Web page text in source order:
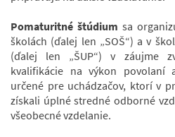
Pomaturitné štúdium sa
školách (ďalej len „SOŠ“) a v
(ďalej len „ŠUP“) v záujme
kvalifikácie na výkon povolaní
určené pre uchádzačov, ktorí v
získali úplné stredné odborné
všeobecné vzdelanie.